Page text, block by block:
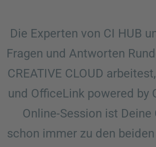
Die Experten von CI HUB
Fragen und Antworten
CREATIVE CLOUD
und OfficeLink powered by
Online-Session ist
schon immer zu den